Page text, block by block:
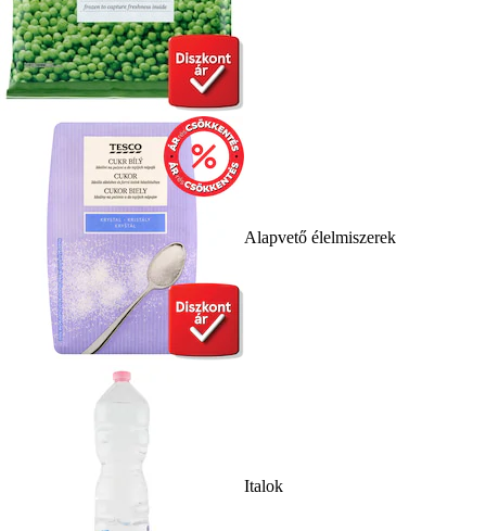
Alapvető élelmiszerek
Italok